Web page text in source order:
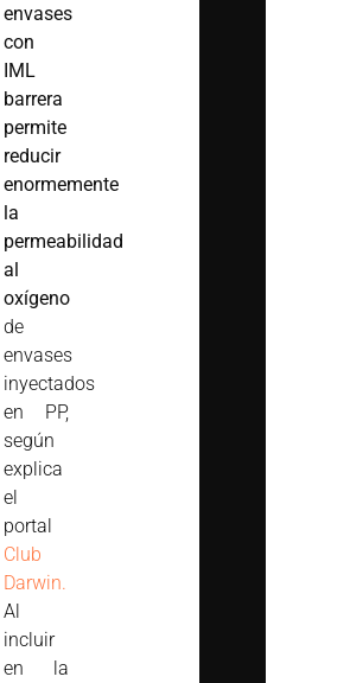
envases
con
IML
barrera
permite
reducir
enormemente
la
permeabilidad
al
oxígeno
de
envases
inyectados
en PP,
según
explica
el
portal
Club
Darwin.
Al
incluir
en la